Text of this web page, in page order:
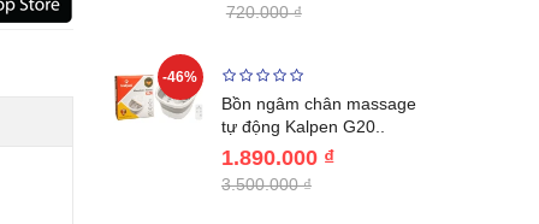
720.000 ₫
-46%
Bồn ngâm chân massage
tự động Kalpen G20..
1.890.000 ₫
3.500.000 ₫